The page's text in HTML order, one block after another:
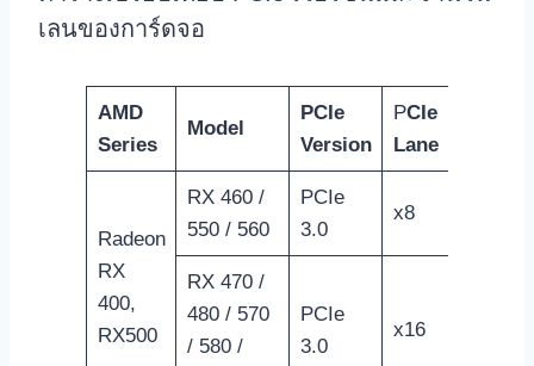
เลนของการ์ดจอ
AMD
Series
Model
PCIe
Version
PCIe
Lane
Radeon
RX
400,
RX500
RX 460 /
550 / 560
PCIe
3.0
x8
RX 470 /
480 / 570
/ 580 /
PCIe
3.0
x16